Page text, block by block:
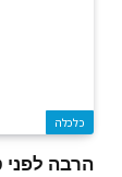
כלכלה
הרבה לפני